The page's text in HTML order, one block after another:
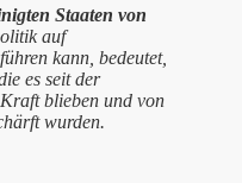
Staaten von
auf
kann, bedeutet,
es seit der
blieben und von
wurden.